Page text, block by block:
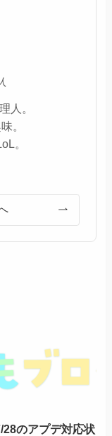
人。
。
。
28のアプデ対応状